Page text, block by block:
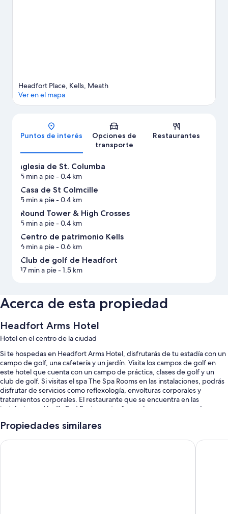
Mapa
Headfort Place, Kells, Meath
Ver en el mapa
Puntos de interés
Opciones de
transporte
Restaurantes
Iglesia de St. Columba
5 min a pie- 0.4 km
Casa de St Colmcille
5 min a pie- 0.4 km
Round Tower & High Crosses
5 min a pie- 0.4 km
Centro de patrimonio Kells
6 min a pie- 0.6 km
Club de golf de Headfort
17 min a pie- 1.5 km
Acerca de esta propiedad
Headfort Arms Hotel
Hotel en el centro de la ciudad
Si te hospedas en Headfort Arms Hotel, disfrutarás de tu estadía con un
campo de golf, una cafetería y un jardín. Visita los campos de golf en
este hotel que cuenta con un campo de práctica, clases de golf y un
club de golf. Si visitas el spa The Spa Rooms en las instalaciones, podrás
disfrutar de servicios como reflexología, envolturas corporales y
tratamientos corporales. El restaurante que se encuentra en las
instalaciones, Vanilla Pod Restaurant, ofrece almuerzos y cenas. Los
habitación. Además, la propiedad cuenta con un servicio de
Propiedades similares
Ardboyne Hotel